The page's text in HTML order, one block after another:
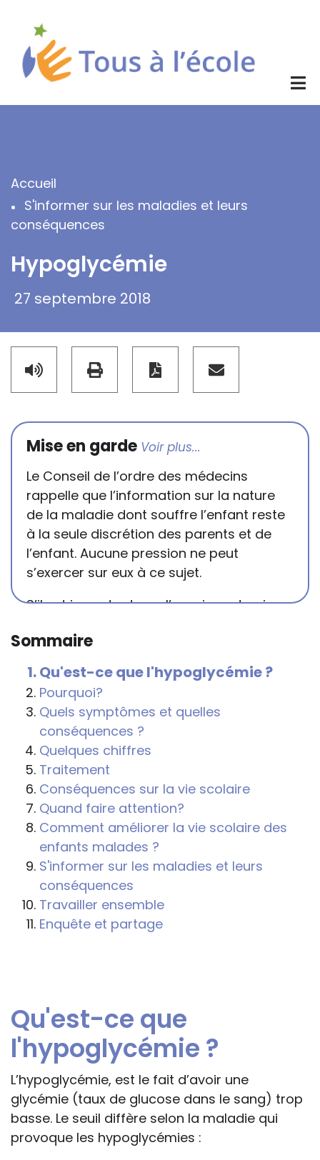
contenu
principal
Fil
d'Ariane
Accueil
S'informer sur les maladies et leurs
conséquences
Hypoglycémie
27 septembre 2018
Qu'est-ce que
l'hypoglycémie ?
L’hypoglycémie, est le fait d’avoir une
glycémie (taux de glucose dans le sang) trop
basse. Le seuil diffère selon la maladie qui
provoque les hypoglycémies :
Mise en garde
Le Conseil de l’ordre des médecins
rappelle que l’information sur la nature
de la maladie dont souffre l’enfant reste
à la seule discrétion des parents et de
l’enfant. Aucune pression ne peut
s’exercer sur eux à ce sujet.
S’il est important que l’enseignant puisse
conséquences de la maladie ou du
handicap sur les apprentissages, cela ne
passe pas forcément pas l’exposé du
diagnostic en tant que tel.
Cette information doit être adaptée par
chacun, dans le respect de l’individu en
particulier, enfant et adulte, et prendre en
compte la variabilité d’une même
maladie ou handicap selon chaque
enfant.
La consultation d’informations sur un site
web n’exonère personne de ses
responsabilités professionnelles, civiles
et pénales. Les personnes qui
les paramètres spécifiques d’une
situation particulière pour prendre leurs
décisions, ce qui ne peut être le cas des
rédacteurs des fiches, qui sont
évidemment dans l’impossibilité de les
apprécier in abstracto.
Sommaire
Qu'est-ce que l'hypoglycémie ?
Pourquoi?
Quels symptômes et quelles
conséquences ?
Quelques chiffres
Traitement
Conséquences sur la vie scolaire
Quand faire attention?
Comment améliorer la vie scolaire des
enfants malades ?
S'informer sur les maladies et leurs
conséquences
Travailler ensemble
Enquête et partage